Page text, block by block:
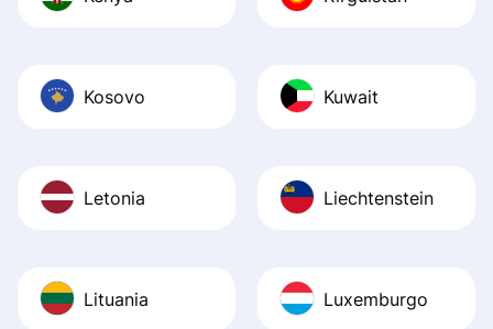
Kosovo Kuwait
Letonia Liechtenstein
Lituania Luxemburgo